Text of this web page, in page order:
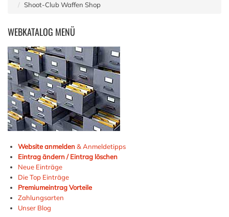
Shoot-Club Waffen Shop
WEBKATALOG MENÜ
Website anmelden& Anmeldetipps
Eintrag ändern / Eintrag löschen
Neue Einträge
Die Top Einträge
Premiumeintrag Vorteile
Zahlungsarten
Unser Blog